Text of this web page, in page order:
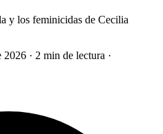
y los feminicidas de Cecilia
2026 · 2 min de lectura ·